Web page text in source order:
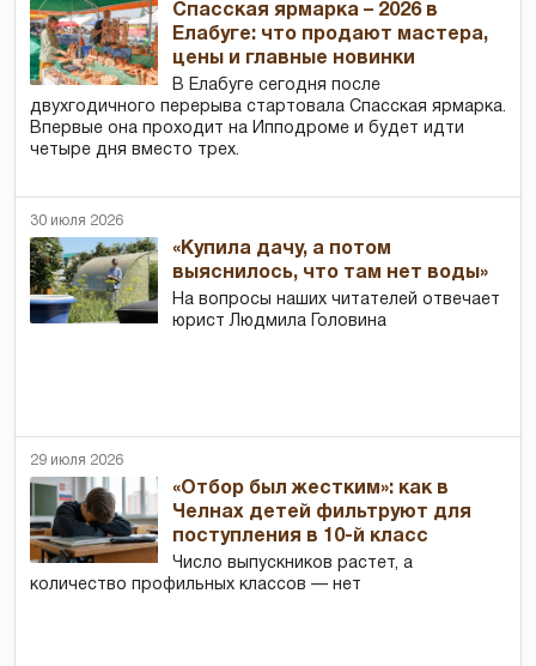
Спасская ярмарка – 2026 в
Елабуге: что продают мастера,
цены и главные новинки
В Елабуге сегодня после
двухгодичного перерыва стартовала Спасская ярмарка.
Впервые она проходит на Ипподроме и будет идти
четыре дня вместо трех.
30 июля 2026
«Купила дачу, а потом
выяснилось, что там нет воды»
На вопросы наших читателей отвечает
юрист Людмила Головина
29 июля 2026
«Отбор был жестким»: как в
Челнах детей фильтруют для
поступления в 10-й класс
Число выпускников растет, а
количество профильных классов — нет